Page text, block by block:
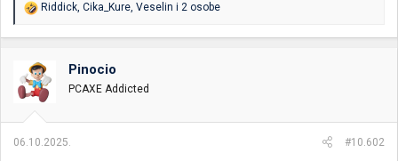
R
o
v
a
n
:
Riddick Cika_Kure Veselin i 2 osobe
Pinocio
PCAXE Addicted
06.10.2025. #10.602